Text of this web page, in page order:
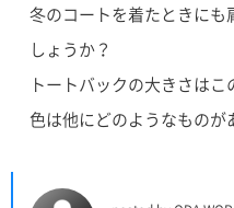
冬のコートを着たときに
しょうか？
トートバックの大きさは
色は他にどのようなものが